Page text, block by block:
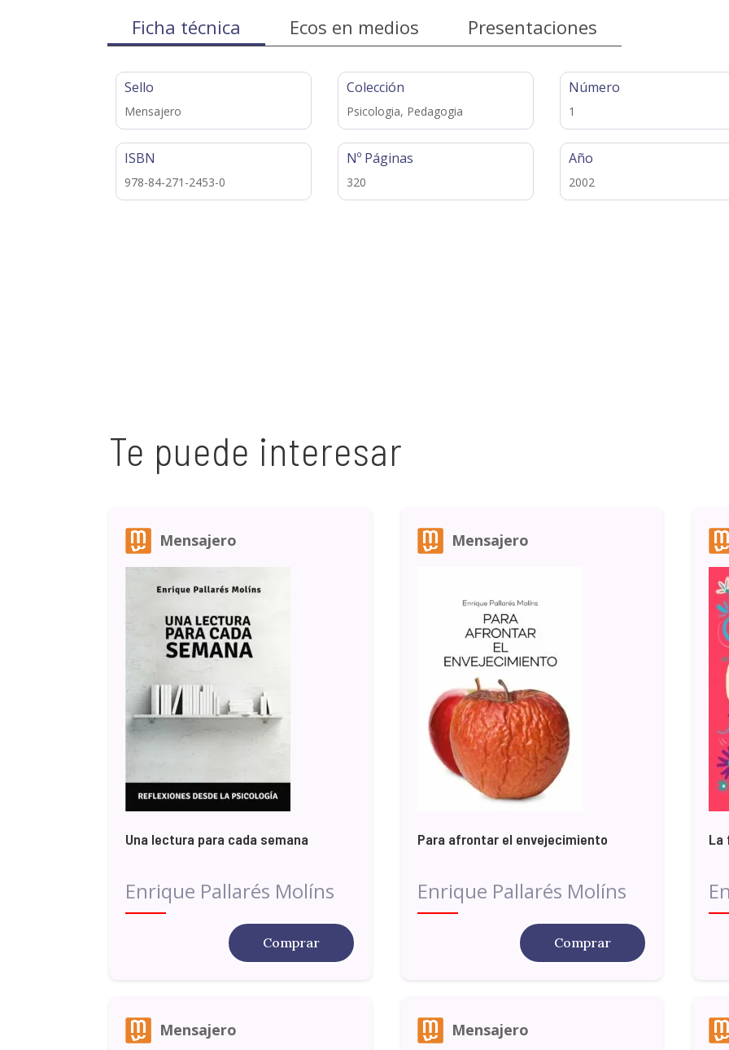
Ficha técnica Ecos en medios Presentaciones
Sello
Mensajero
ISBN
978-84-271-2453-0
Colección
Psicologia, Pedagogia
Nº Páginas
320
Número
1
Año
2002
Te puede interesar
Mensajero
Una lectura para cada semana
Enrique Pallarés Molíns
Comprar
Mensajero
Para afrontar el envejecimiento
Enrique Pallarés Molíns
Comprar
La
Mensajero Mensajero